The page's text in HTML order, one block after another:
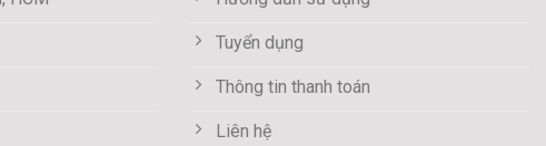
Tuyển dụng
Thông tin thanh toán
Liên hệ